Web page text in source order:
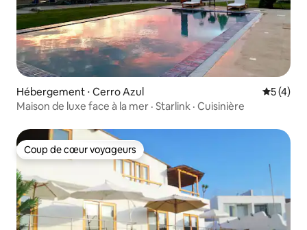
Hébergement ⋅ Cerro Azul
5 (4)
Maison de luxe face à la mer · Starlink · Cuisinière
Coup de cœur voyageurs
Coup de cœur voyageurs